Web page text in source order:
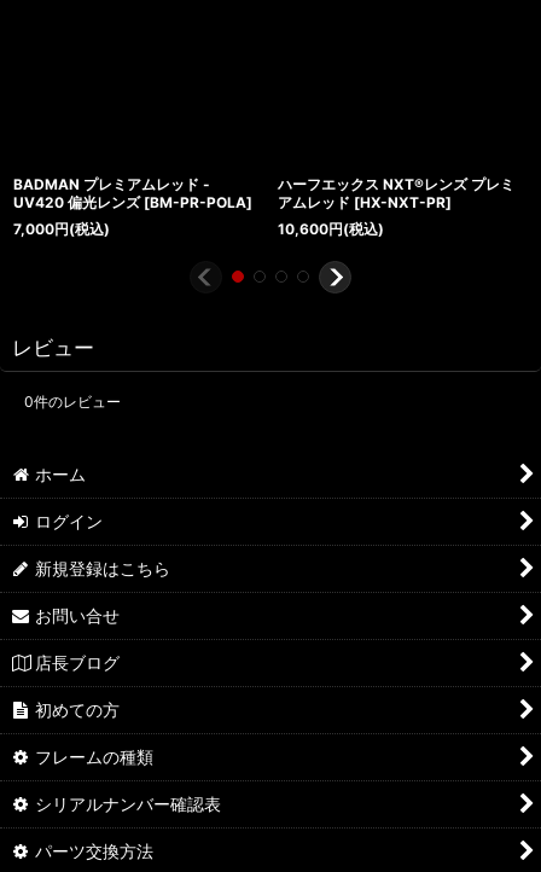
BADMAN プレミアムレッド -
UV420 偏光レンズ [BM-PR-POLA]
7,000円(税込)
ハーフエックス NXT®レンズ プレミ
アムレッド [HX-NXT-PR]
10,600円(税込)
レビュー
0件のレビュー
ホーム
ログイン
新規登録はこちら
お問い合せ
店長ブログ
初めての方
フレームの種類
シリアルナンバー確認表
パーツ交換方法